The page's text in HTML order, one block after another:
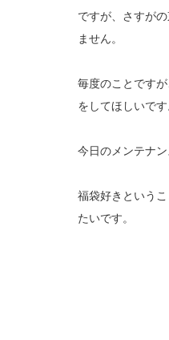
ですが、さすが
ません。
毎度のことです
をしてほしいです
今日のメンテナン
福袋好きという
たいです。